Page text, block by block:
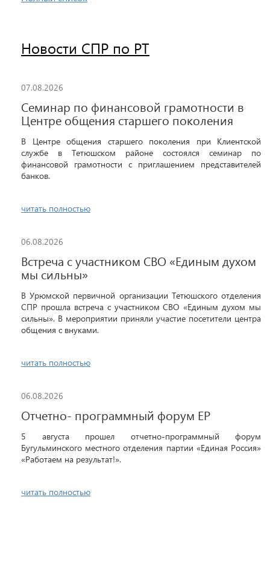
Новости СПР по РТ
07.08.2026
Семинар по финансовой грамотности в
Центре общения старшего поколения
В Центре общения старшего поколения при Клиентской
службе в Тетюшском районе состоялся семинар по
финансовой грамотности с приглашением представителей
банков.
читать полностью
06.08.2026
Встреча с участником СВО «Единым духом
мы сильны»
В Урюмской первичной организации Тетюшского отделения
СПР прошла встреча с участником СВО «Единым духом мы
сильны». В мероприятии приняли участие посетители центра
общения с внуками.
читать полностью
06.08.2026
Отчетно- программный форум ЕР
5 августа прошел отчетно-программный форум
Бугульминского местного отделения партии «Единая Россия»
«Работаем на результат!».
читать полностью